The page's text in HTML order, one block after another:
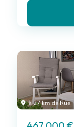
à 27 km de Rue